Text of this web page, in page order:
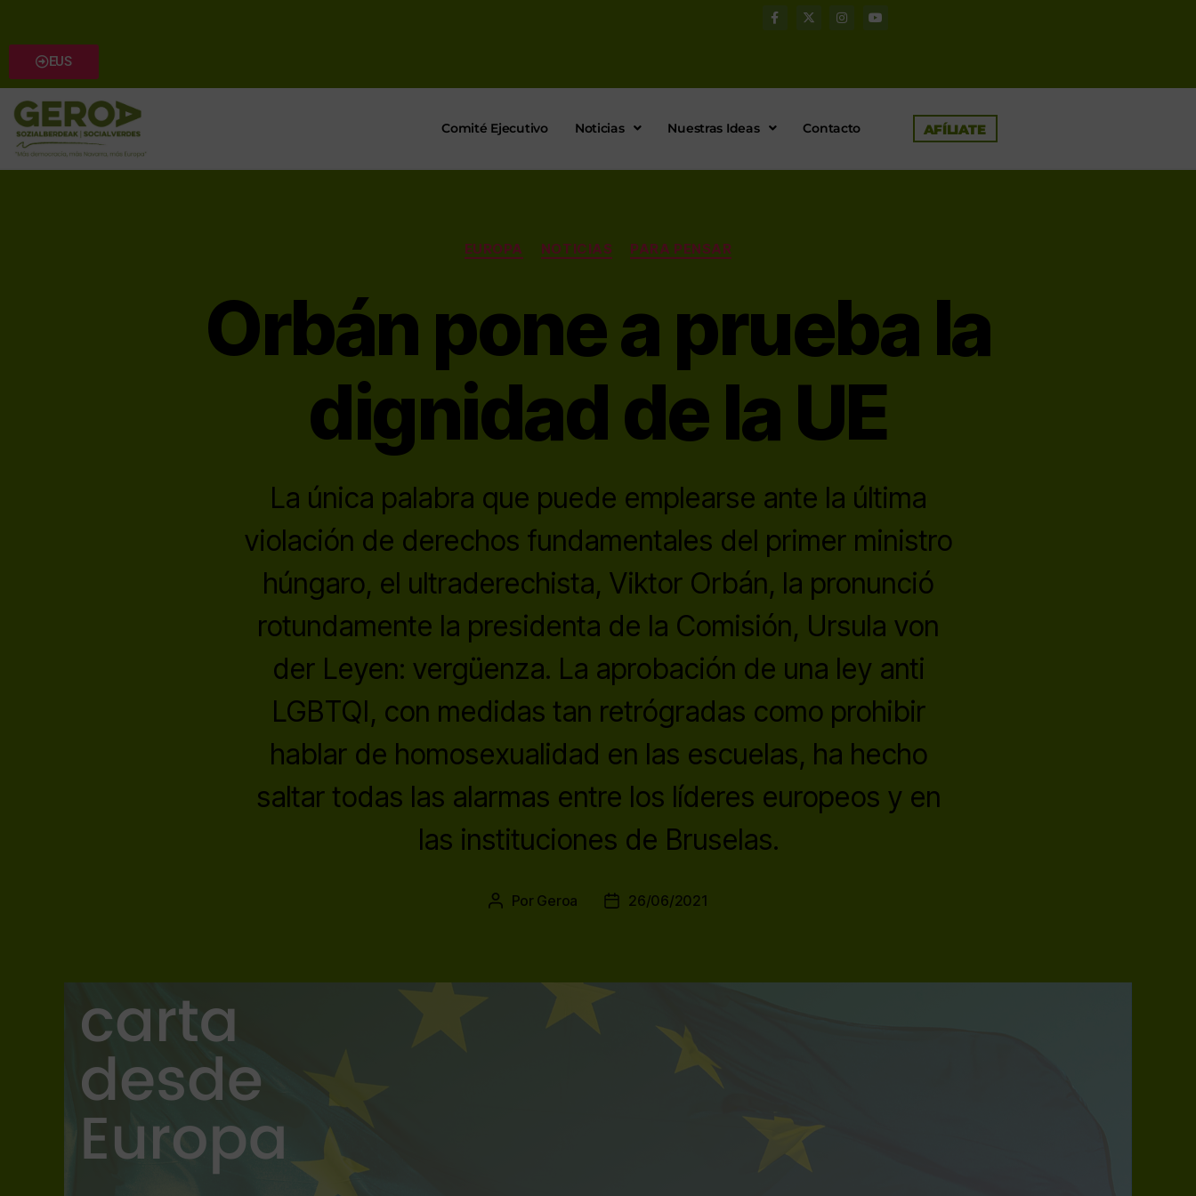
EUS
Comité Ejecutivo Noticias Nuestras Ideas Contacto AFÍLIATE
EUROPA NOTICIAS PARA PENSAR
Orbán pone a prueba la
dignidad de la UE
La única palabra que puede emplearse ante la última
violación de derechos fundamentales del primer ministro
húngaro, el ultraderechista, Viktor Orbán, la pronunció
rotundamente la presidenta de la Comisión, Ursula von
der Leyen: vergüenza. La aprobación de una ley anti
LGBTQI, con medidas tan retrógradas como prohibir
hablar de homosexualidad en las escuelas, ha hecho
saltar todas las alarmas entre los líderes europeos y en
las instituciones de Bruselas.
Por Geroa 26/06/2021